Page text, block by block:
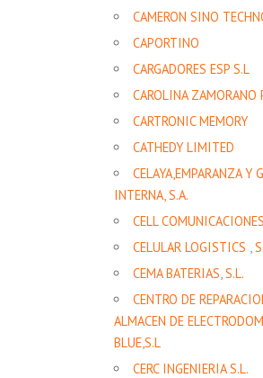
CAMERON SINO
CAPORTINO
CARGADORES ESP S.L
CAROLINA ZAMORANO
CARTRONIC MEMORY
CATHEDY LIMITED
CELAYA,EMPARANZA Y
INTERNA, S.A.
CELL
CELULAR LOGISTICS ,
CEMA BATERIAS, S.L.
CENTRO DE
ALMACEN DE
BLUE,S.L
CERC INGENIERIA S.L.